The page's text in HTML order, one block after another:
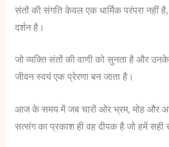
संतों की संगति केवल एक धार्मिक परंपरा नहीं
दर्शन है।
जो व्यक्ति संतों की वाणी को सुनता है और
जीवन स्वयं एक प्रेरणा बन जाता है।
आज के समय में जब चारों ओर भ्रम, मोह और
सत्संग का प्रकाश ही वह दीपक है जो हमें सही